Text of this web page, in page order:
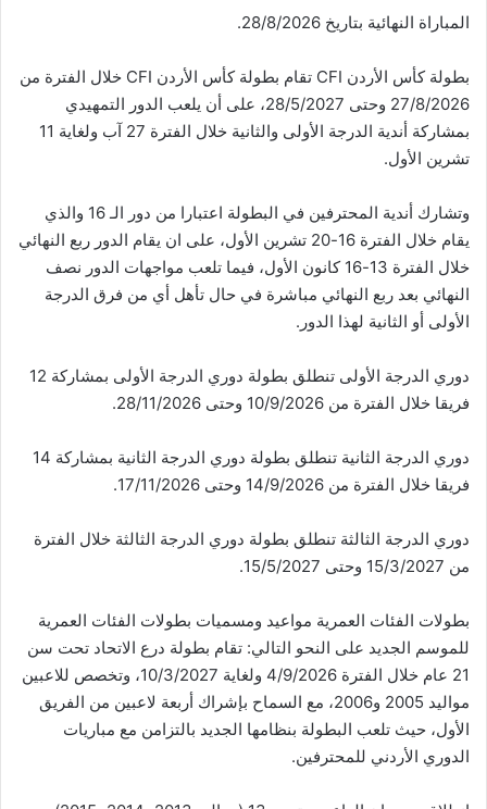
المباراة النهائية بتاريخ 28/8/2026.
بطولة كأس الأردن CFI تقام بطولة كأس الأردن CFI خلال الفترة من
27/8/2026 وحتى 28/5/2027، على أن يلعب الدور التمهيدي
بمشاركة أندية الدرجة الأولى والثانية خلال الفترة 27 آب ولغاية 11
تشرين الأول.
وتشارك أندية المحترفين في البطولة اعتبارا من دور الـ 16 والذي
يقام خلال الفترة 16-20 تشرين الأول، على ان يقام الدور ربع النهائي
خلال الفترة 13-16 كانون الأول، فيما تلعب مواجهات الدور نصف
النهائي بعد ربع النهائي مباشرة في حال تأهل أي من فرق الدرجة
الأولى أو الثانية لهذا الدور.
دوري الدرجة الأولى تنطلق بطولة دوري الدرجة الأولى بمشاركة 12
فريقا خلال الفترة من 10/9/2026 وحتى 28/11/2026.
دوري الدرجة الثانية تنطلق بطولة دوري الدرجة الثانية بمشاركة 14
فريقا خلال الفترة من 14/9/2026 وحتى 17/11/2026.
دوري الدرجة الثالثة تنطلق بطولة دوري الدرجة الثالثة خلال الفترة
من 15/3/2027 وحتى 15/5/2027.
بطولات الفئات العمرية مواعيد ومسميات بطولات الفئات العمرية
للموسم الجديد على النحو التالي: تقام بطولة درع الاتحاد تحت سن
21 عام خلال الفترة 4/9/2026 ولغاية 10/3/2027، وتخصص للاعبين
مواليد 2005 و2006، مع السماح بإشراك أربعة لاعبين من الفريق
الأول، حيث تلعب البطولة بنظامها الجديد بالتزامن مع مباريات
الدوري الأردني للمحترفين.